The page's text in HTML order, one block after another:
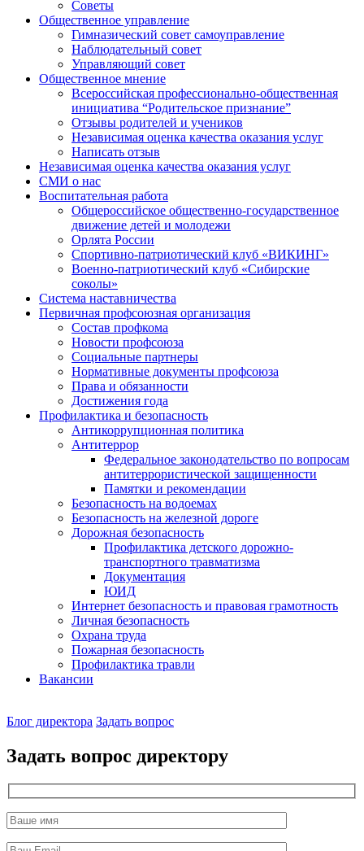
Советы
Общественное управление
Гимназический совет самоуправление
Наблюдательный совет
Управляющий совет
Общественное мнение
Всероссийская профессионально-общественная
инициатива “Родительское признание”
Отзывы родителей и учеников
Независимая оценка качества оказания услуг
Написать отзыв
Независимая оценка качества оказания услуг
СМИ о нас
Воспитательная работа
Общероссийское общественно-государственное
движение детей и молодежи
Орлята России
Спортивно-патриотический клуб «ВИКИНГ»
Военно-патриотический клуб «Сибирские
соколы»
Система наставничества
Первичная профсоюзная организация
Состав профкома
Новости профсоюза
Социальные партнеры
Нормативные документы профсоюза
Права и обязанности
Достижения года
Профилактика и безопасность
Антикоррупционная политика
Антитеррор
Федеральное законодательство по вопросам
антитеррористической защищенности
Памятки и рекомендации
Безопасность на водоемах
Безопасность на железной дороге
Дорожная безопасность
Профилактика детского дорожно-
транспортного травматизма
Документация
ЮИД
Интернет безопасность и правовая грамотность
Личная безопасность
Охрана труда
Пожарная безопасность
Профилактика травли
Вакансии
директор
Блог директора Задать вопрос
Задать вопрос директору